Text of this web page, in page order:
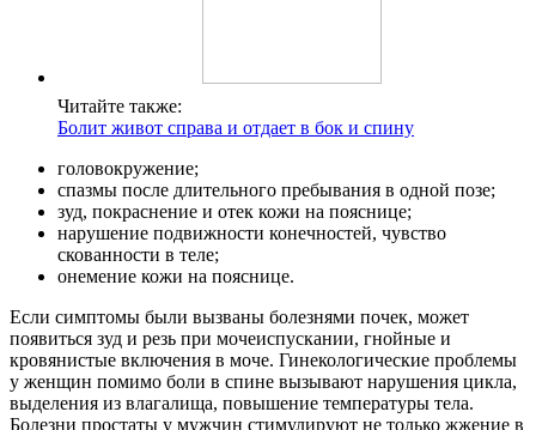
Читайте также:
Болит живот справа и отдает в бок и спину
головокружение;
спазмы после длительного пребывания в одной позе;
зуд, покраснение и отек кожи на пояснице;
нарушение подвижности конечностей, чувство
скованности в теле;
онемение кожи на пояснице.
Если симптомы были вызваны болезнями почек, может
появиться зуд и резь при мочеиспускании, гнойные и
кровянистые включения в моче. Гинекологические проблемы
у женщин помимо боли в спине вызывают нарушения цикла,
выделения из влагалища, повышение температуры тела.
Болезни простаты у мужчин стимулируют не только жжение в